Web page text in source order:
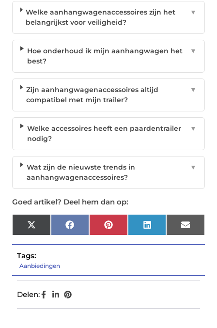
Welke aanhangwagenaccessoires zijn het
belangrijkst voor veiligheid?
▼
Hoe onderhoud ik mijn aanhangwagen het
best?
▼
Zijn aanhangwagenaccessoires altijd
compatibel met mijn trailer?
▼
Welke accessoires heeft een paardentrailer
nodig?
▼
Wat zijn de nieuwste trends in
aanhangwagenaccessoires?
▼
Goed artikel? Deel hem dan op:
X
(Twitter)
Facebook Pinterest LinkedIn Email
Tags:
Aanbiedingen
Delen: